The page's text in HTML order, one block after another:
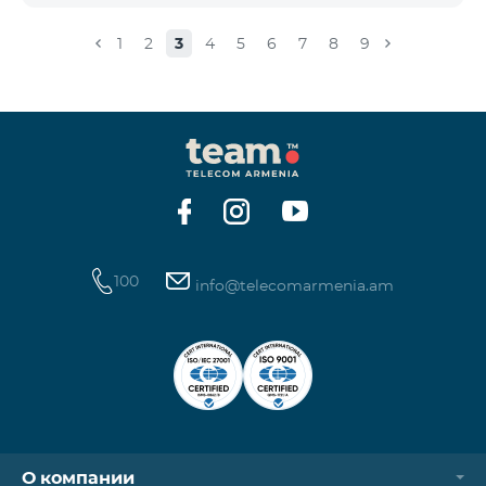
ծառայությունների նոր միացումները և ավտոմատ
ծառայության նոր միացումները և գործողությունը։
1 2 3 4 5 6 7 8 9
100 info@telecomarmenia.am
О компании